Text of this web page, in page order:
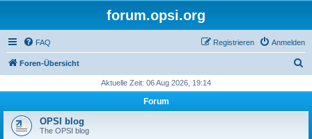
forum.opsi.org
FAQ Anmelden
Registrieren
Foren-Übersicht
h
Aktuelle Zeit: 06 Aug 2026, 19:14
Forum
OPSI blog
The OPSI blog